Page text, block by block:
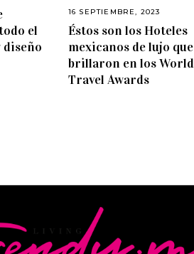
el
16 SEPTIEMBRE, 2023
Éstos son los Hoteles
mexicanos de lujo que
brillaron en los World
Travel Awards